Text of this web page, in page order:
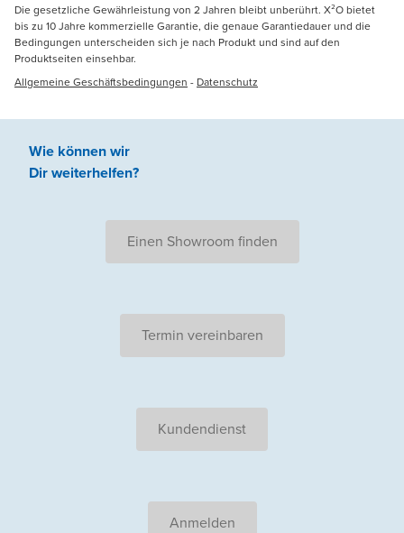
Die gesetzliche Gewährleistung von 2 Jahren bleibt unberührt. X²O bietet
bis zu 10 Jahre kommerzielle Garantie, die genaue Garantiedauer und die
Bedingungen unterscheiden sich je nach Produkt und sind auf den
Produktseiten einsehbar.
Allgemeine Geschäftsbedingungen - Datenschutz
Wie können wir
Dir weiterhelfen?
Einen Showroom finden
Termin vereinbaren
Kundendienst
Anmelden